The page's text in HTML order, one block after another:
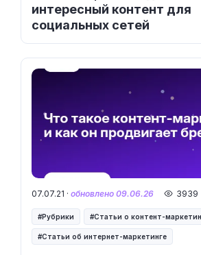
интересный контент для
социальных сетей
07.07.21 · обновлено 09.06.26 3939
Рубрики Статьи о контент-
Статьи об интернет-маркетинге